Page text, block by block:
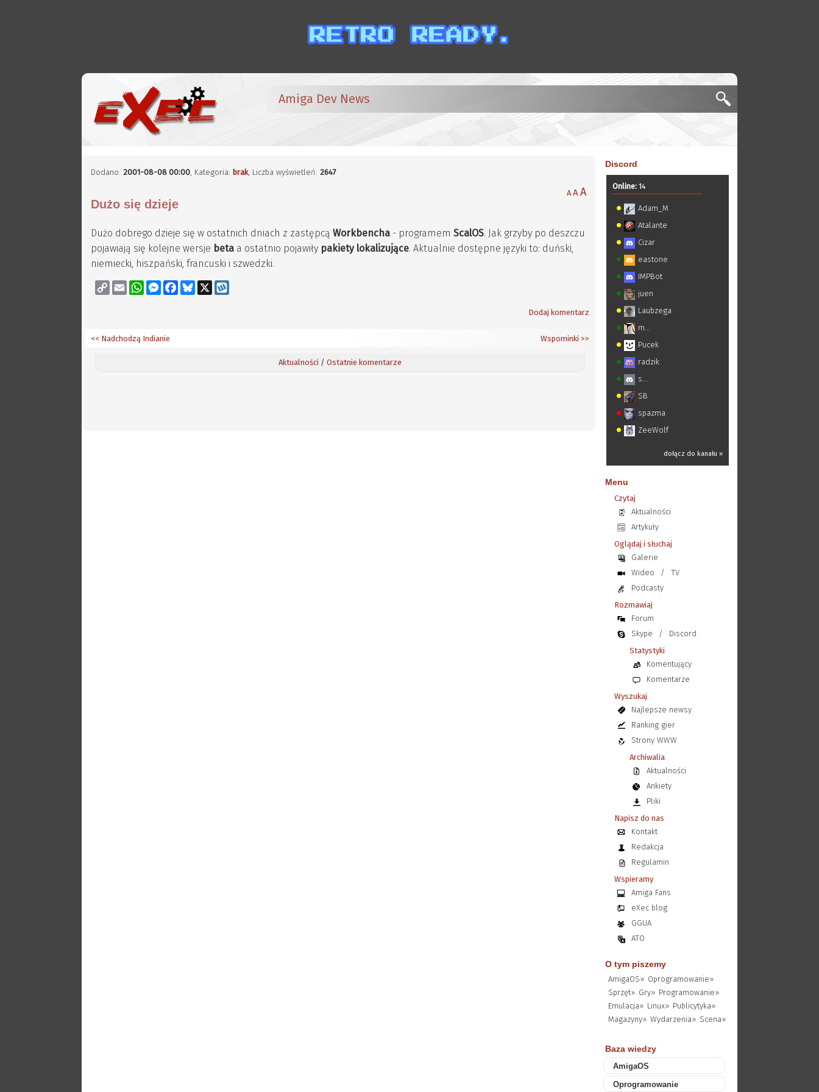
Amiga Dev News
Dodano:2001-08-08 00:00, Kategoria: brak, Liczba wyświetleń:2647
A AA
Dużo się dzieje
Dużo dobrego dzieje się w ostatnich dniach z zastępcąWorkbencha - programemScalOS. Jak grzyby po deszczu
pojawiają się kolejne wersje beta a ostatnio pojawiły pakiety lokalizujące. Aktualnie dostępne języki to: duński,
niemiecki, hiszpański, francuski i szwedzki.
Copy
Link
Email WhatsAppMessenger
FacebookBluesky
X
Dodaj komentarz
Wspominki >>
<< Nadchodzą Indianie
Aktualności / Ostatnie komentarze
Discord
Online:14
Adam_M
Atalante
Cizar
eastone
IMPBot
juen
Laubzega
m...
Pucek
radzik
s...
SB
spazma
ZeeWolf
dołącz do kanału »
Menu
Czytaj
Aktualności
Artykuły
Oglądaj i słuchaj
Galerie
Wideo
/
TV
Podcasty
Rozmawiaj
Forum
Skype
/
Discord
Statystyki
Komentujący
Komentarze
Wyszukaj
Najlepsze newsy
Ranking gier
Strony WWW
Archiwalia
Aktualności
Ankiety
Pliki
Napisz do nas
Kontakt
Redakcja
Regulamin
Wspieramy
Amiga Fans
eXec blog
GGUA
ATO
O tym piszemy
AmigaOS» Oprogramowanie»
Sprzęt» Gry» Programowanie»
Emulacja» Linux» Publicytyka»
Magazyny» Wydarzenia» Scena»
Baza wiedzy
AmigaOS
Oprogramowanie